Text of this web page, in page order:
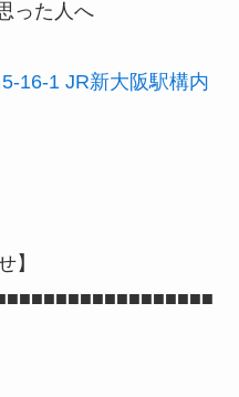
った人へ
16-1 JR新大阪駅構内
】